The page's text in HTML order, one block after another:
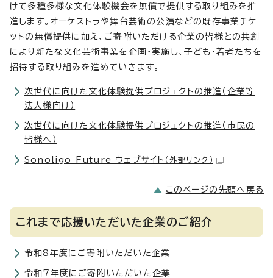
けて多種多様な文化体験機会を無償で提供する取り組みを推
進します。オーケストラや舞台芸術の公演などの既存事業チケ
ットの無償提供に加え、ご寄附いただける企業の皆様との共創
により新たな文化芸術事業を企画・実施し、子ども・若者たちを
招待する取り組みを進めていきます。
次世代に向けた文化体験提供プロジェクトの推進（企業等
法人様向け）
次世代に向けた文化体験提供プロジェクトの推進（市民の
皆様へ）
Sonoligo Future ウェブサイト （外部リンク）
このページの先頭へ戻る
これまで応援いただいた企業のご紹介
令和8年度にご寄附いただいた企業
令和7年度にご寄附いただいた企業